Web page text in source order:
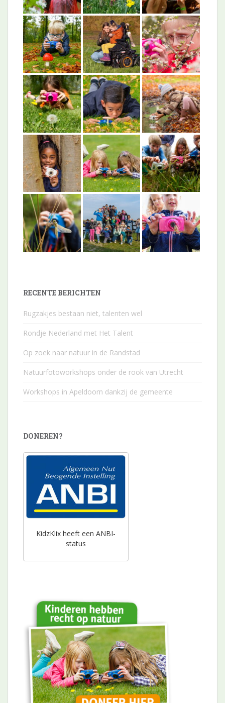
RECENTE BERICHTEN
Rugzakjes bestaan niet, talenten wel
Rondje Nederland met Het Talent
Op zoek naar natuur in de Randstad
Natuurfotoworkshops onder de rook van Utrecht
Workshops in Apeldoorn dankzij de gemeente
DONEREN?
KidzKlix heeft een ANBI-
status